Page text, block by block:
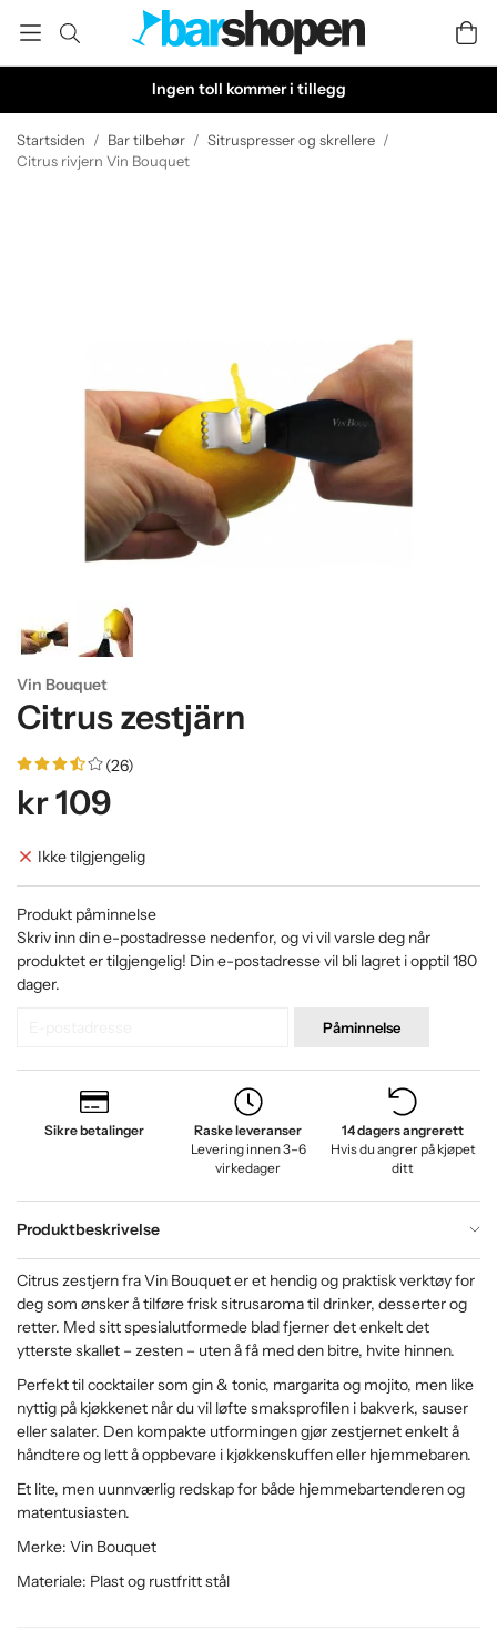
Ingen toll kommer i tillegg
Startsiden / Bar tilbehør / Sitruspresser og skrellere /
Citrus rivjern Vin Bouquet
Vin Bouquet
Citrus zestjärn
(26)
kr 109
Ikke tilgjengelig
Produkt påminnelse
Skriv inn din e-postadresse nedenfor, og vi vil varsle deg når
produktet er tilgjengelig! Din e-postadresse vil bli lagret i opptil 180
dager.
Påminnelse
Sikre betalinger
Raske leveranser
Levering innen 3–6
virkedager
14 dagers angrerett
Hvis du angrer på kjøpet
ditt
Produktbeskrivelse
Citrus zestjern fra Vin Bouquet er et hendig og praktisk verktøy for
deg som ønsker å tilføre frisk sitrusaroma til drinker, desserter og
retter. Med sitt spesialutformede blad fjerner det enkelt det
ytterste skallet – zesten – uten å få med den bitre, hvite hinnen.
Perfekt til cocktailer som gin & tonic, margarita og mojito, men like
nyttig på kjøkkenet når du vil løfte smaksprofilen i bakverk, sauser
eller salater. Den kompakte utformingen gjør zestjernet enkelt å
håndtere og lett å oppbevare i kjøkkenskuffen eller hjemmebaren.
Et lite, men uunnværlig redskap for både hjemmebartenderen og
matentusiasten.
Merke: Vin Bouquet
Materiale: Plast og rustfritt stål